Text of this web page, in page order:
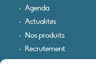
Agenda
Actualités
Nos produits
Recrutement